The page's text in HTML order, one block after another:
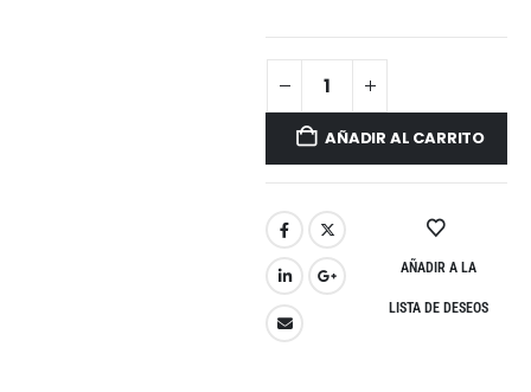
AÑADIR AL CARRITO
AÑADIR A LA
LISTA DE DESEOS